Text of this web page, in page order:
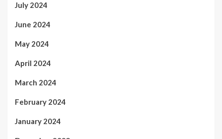
July 2024
June 2024
May 2024
April 2024
March 2024
February 2024
January 2024